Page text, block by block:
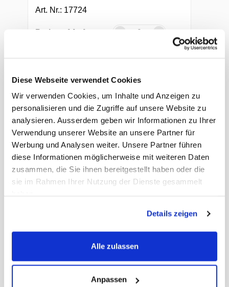
Diese Webseite verwendet Cookies
Wir verwenden Cookies, um Inhalte und Anzeigen zu
personalisieren und die Zugriffe auf unsere Website zu
analysieren. Ausserdem geben wir Informationen zu Ihrer
Verwendung unserer Website an unsere Partner für
Werbung und Analysen weiter. Unsere Partner führen
diese Informationen möglicherweise mit weiteren Daten
zusammen, die Sie ihnen bereitgestellt haben oder die
sie im Rahmen Ihrer Nutzung der Dienste gesammelt
Details zeigen
Alle zulassen
Anpassen
Art. Nr.: 17724
UNISTIK TOUCH
Sicherheitslanzette
Preis auf Anfrage -